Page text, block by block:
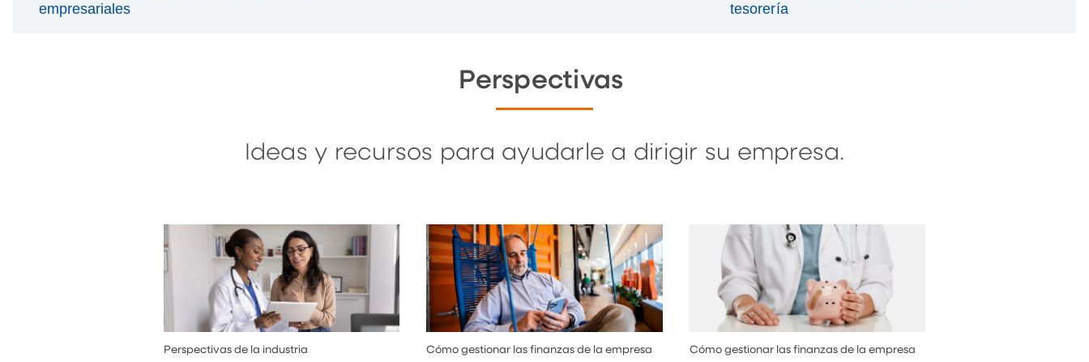
empresariales
tesorería
Perspectivas
Ideas y recursos para ayudarle a dirigir su empresa.
Perspectivas de la industria Cómo gestionar las finanzas de la empresa Cómo gestionar las finanzas de la empresa